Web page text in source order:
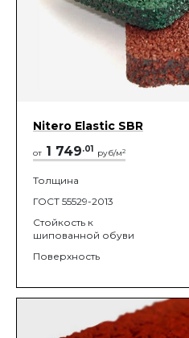
Nitero Elastic SBR
от 1 749.01 руб/м2
Толщина
ГОСТ 55529-2013
Стойкость к
шипованной обуви
Поверхность